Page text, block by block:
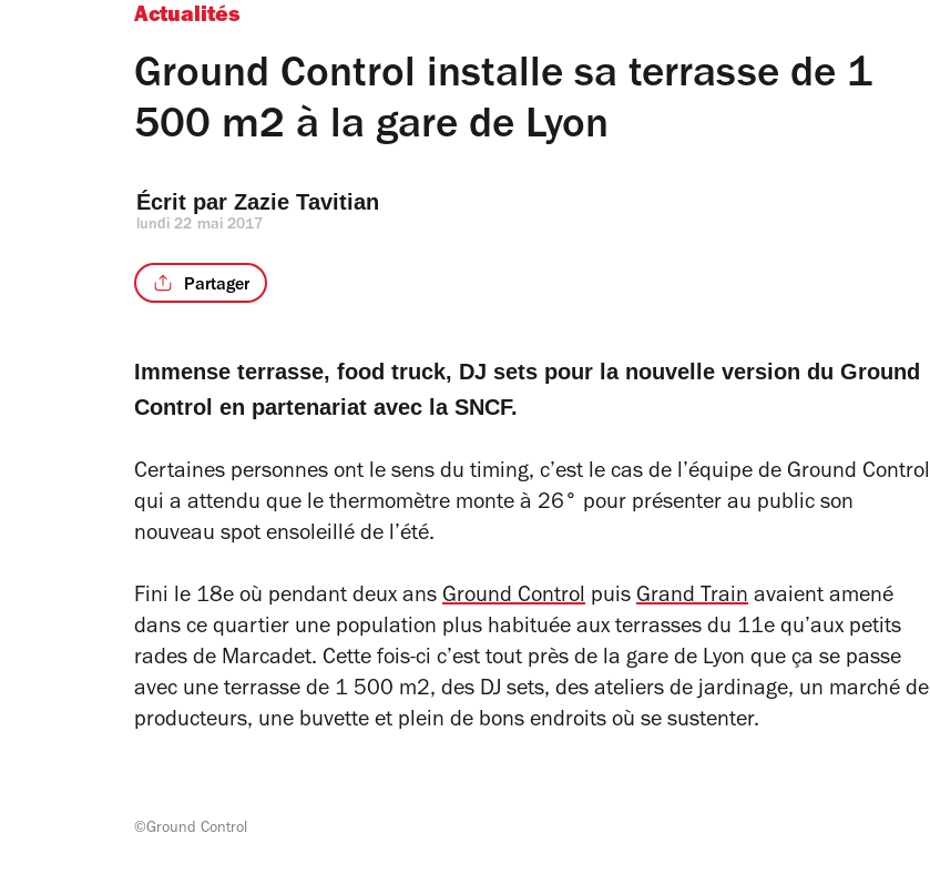
Actualités
Ground Control installe sa terrasse de 1
500 m2 à la gare de Lyon
Écrit par Zazie Tavitian
lundi 22 mai 2017
Partager
Immense terrasse, food truck, DJ sets pour la nouvelle version du Ground
Control en partenariat avec la SNCF.
Certaines personnes ont le sens du timing, c’est le cas de l’équipe de Ground Control
qui a attendu que le thermomètre monte à 26° pour présenter au public son
nouveau spot ensoleillé de l’été.
Fini le 18e où pendant deux ans Ground Control puis Grand Train avaient amené
dans ce quartier une population plus habituée aux terrasses du 11e qu’aux petits
rades de Marcadet. Cette fois-ci c’est tout près de la gare de Lyon que ça se passe
avec une terrasse de 1 500 m2, des DJ sets, des ateliers de jardinage, un marché de
producteurs, une buvette et plein de bons endroits où se sustenter.
©Ground Control